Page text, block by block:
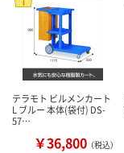
テラモト ビルメンカート
L ブルー 本体(袋付) DS-
57…
￥36,800 （税込）